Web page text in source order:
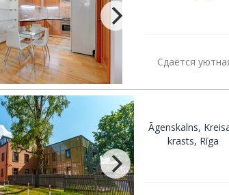
Сдаётся
Āgenskalns,
krasts, Rīga